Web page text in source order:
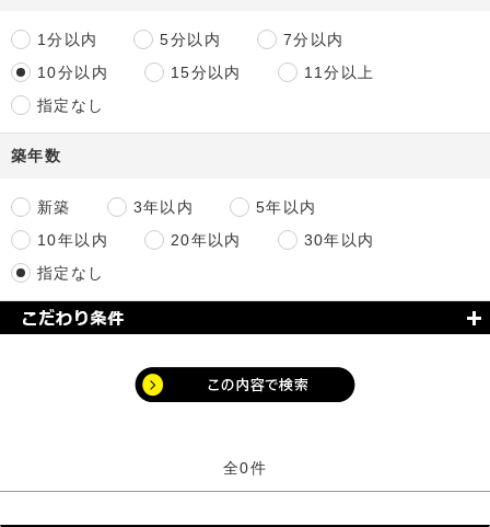
1分以内 5分以内
7分以内
10分以内
15分以内
11分以上
指定なし
築年数
新築 3年以内
5年以内
10年以内
20年以内
30年以内
指定なし
全0件